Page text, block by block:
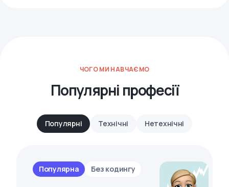
ЧОГО МИ НАВЧАЄМО
Популярні професії
Популярні Технічні Нетехнічні
Популярна Без кодингу